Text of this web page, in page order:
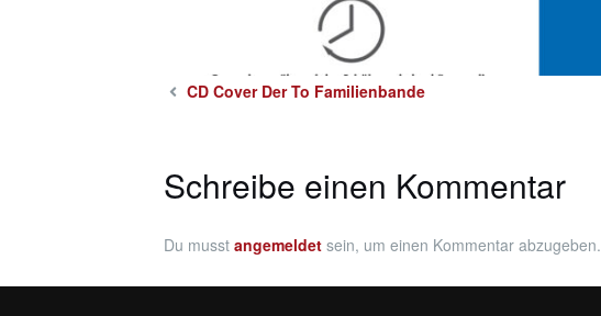
CD Cover Der To Familienbande
Schreibe einen Kommentar
Du musstangemeldet sein, um einen Kommentar abzugeben.